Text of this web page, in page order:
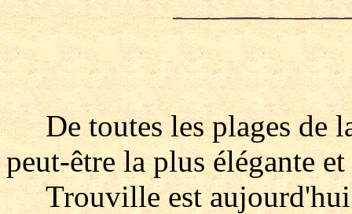
De toutes les plages de
peut-être la plus élégante
Trouville est aujourd'hui